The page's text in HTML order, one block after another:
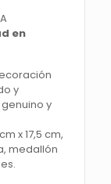
en
y
y
x 17,5 cm,
medallón